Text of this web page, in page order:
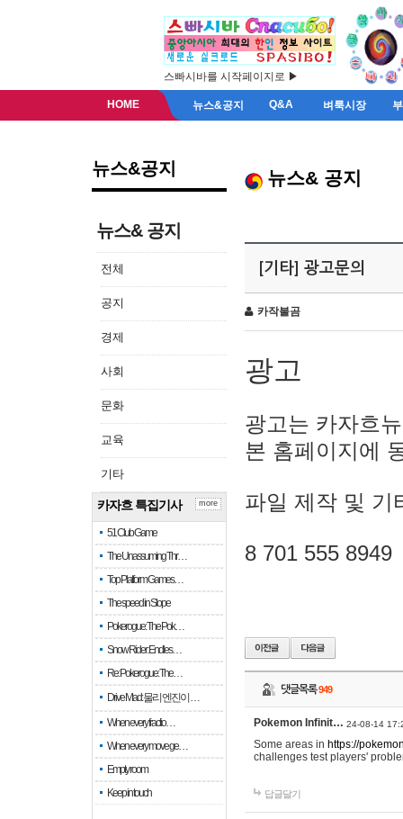
스빠시바를 시작페이지로 ▶
HOME 뉴스&공지 Q&A 벼룩시장
뉴스&공지
뉴스& 공지
전체
공지
경제
사회
문화
교육
기타
카자흐 특집기사
51 Club Game
The Unassuming Thr…
Top Platform Games…
The speed in Slope
Pokerogue: The Pok…
Snow Rider: Endles…
Re: Pokerogue: The…
Drive Mad: 물리 엔진이 …
When every fractio…
When every move ge…
Empty room
Keep in touch
more
뉴스& 공지
[기타] 광고문의
카작불곰
광고
광고는 카자흐
본 홈페이지에
파일 제작 및 기
8 701 555 8949
댓글목록949
Pokemon Infinit… 24-08-14
Some areas in https://
challenges test players'
답글달기